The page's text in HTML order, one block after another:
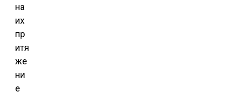
на
их
пр
итя
же
ни
е